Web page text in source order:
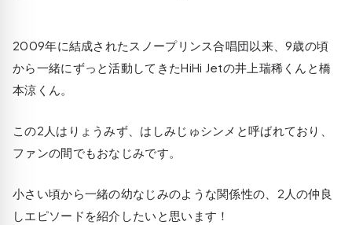
2009年に結成されたスノープリンス合唱団以来、9歳の頃
から一緒にずっと活動してきたHiHi Jetの井上瑞稀くんと橋
本涼くん。
この2人はりょうみず、はしみじゅシンメと呼ばれており、
ファンの間でもおなじみです。
小さい頃から一緒の幼なじみのような関係性の、2人の仲良
しエピソードを紹介したいと思います！